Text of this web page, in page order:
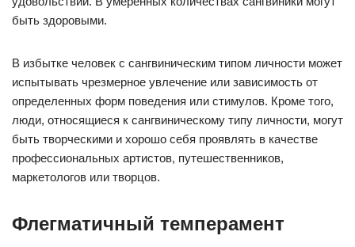
быть здоровыми.
В избытке человек с сангвиническим типом личности может
испытывать чрезмерное увлечение или зависимость от
определенных форм поведения или стимулов. Кроме того,
люди, относящиеся к сангвиническому типу личности, могут
быть творческими и хорошо себя проявлять в качестве
профессиональных артистов, путешественников,
маркетологов или творцов.
Флегматичный темперамент